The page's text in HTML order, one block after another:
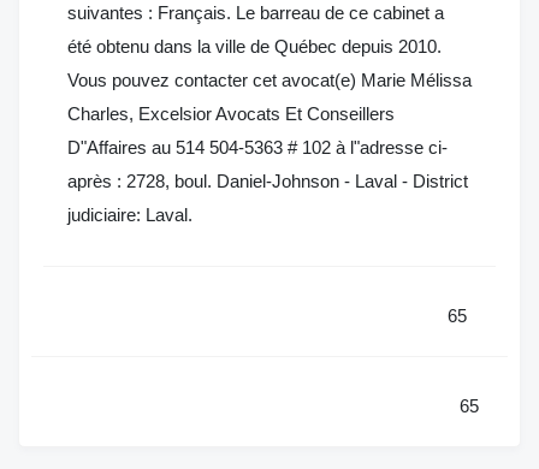
suivantes : Français. Le barreau de ce cabinet a
été obtenu dans la ville de Québec depuis 2010.
Vous pouvez contacter cet avocat(e) Marie Mélissa
Charles, Excelsior Avocats Et Conseillers
D"Affaires au 514 504-5363 # 102 à l"adresse ci-
après : 2728, boul. Daniel-Johnson - Laval - District
judiciaire: Laval.
65
65